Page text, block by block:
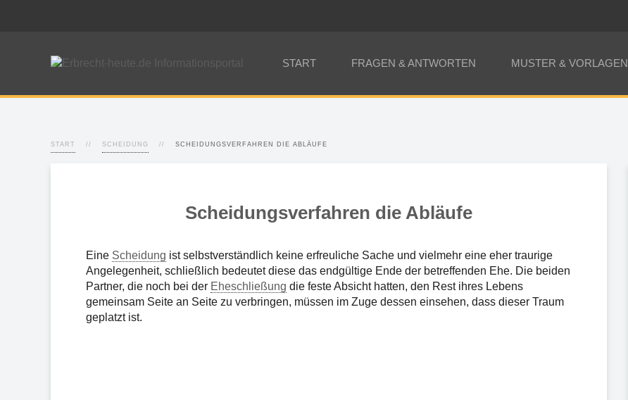
START FRAGEN & ANTWORTEN MUSTER & VORLAGEN
START SCHEIDUNG SCHEIDUNGSVERFAHREN DIE ABLÄUFE
Scheidungsverfahren die Abläufe
Eine Scheidung ist selbstverständlich keine erfreuliche Sache und vielmehr eine eher traurige
Angelegenheit, schließlich bedeutet diese das endgültige Ende der betreffenden Ehe. Die beiden
Partner, die noch bei der Eheschließung die feste Absicht hatten, den Rest ihres Lebens
gemeinsam Seite an Seite zu verbringen, müssen im Zuge dessen einsehen, dass dieser Traum
geplatzt ist.